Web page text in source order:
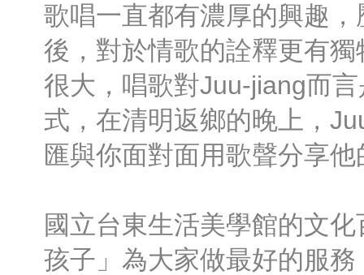
歌唱一直都有濃厚的興趣
後，對於情歌的詮釋更有
很大，唱歌對Juu-jiang而
式，在清明返鄉的晚上，
匯與你面對面用歌聲分享
國立台東生活美學館的文
孩子」為大家做最好的服